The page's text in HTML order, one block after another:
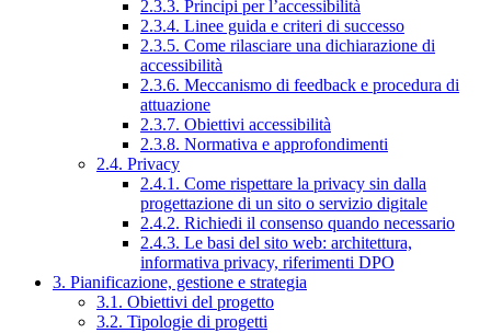
2.3.3. Principi per l’accessibilità
2.3.4. Linee guida e criteri di successo
2.3.5. Come rilasciare una dichiarazione di
accessibilità
2.3.6. Meccanismo di feedback e procedura di
attuazione
2.3.7. Obiettivi accessibilità
2.3.8. Normativa e approfondimenti
2.4. Privacy
2.4.1. Come rispettare la privacy sin dalla
progettazione di un sito o servizio digitale
2.4.2. Richiedi il consenso quando necessario
2.4.3. Le basi del sito web: architettura,
informativa privacy, riferimenti DPO
3. Pianificazione, gestione e strategia
3.1. Obiettivi del progetto
3.2. Tipologie di progetti